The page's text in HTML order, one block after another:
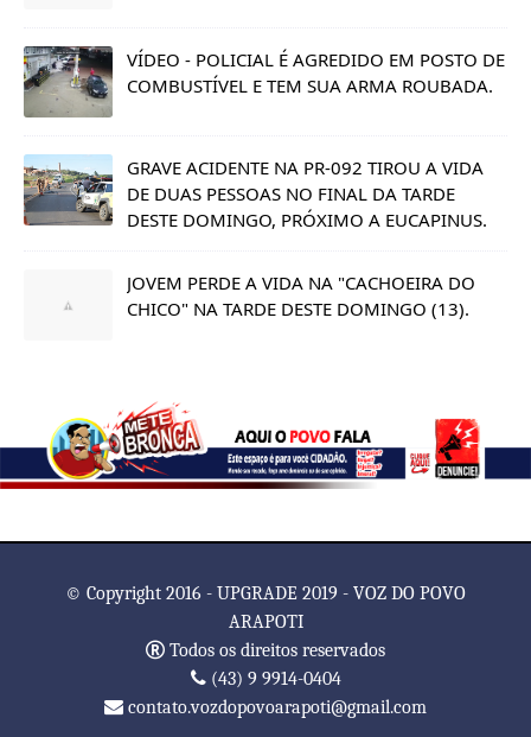
VÍDEO - POLICIAL É AGREDIDO EM POSTO DE
COMBUSTÍVEL E TEM SUA ARMA ROUBADA.
GRAVE ACIDENTE NA PR-092 TIROU A VIDA
DE DUAS PESSOAS NO FINAL DA TARDE
DESTE DOMINGO, PRÓXIMO A EUCAPINUS.
JOVEM PERDE A VIDA NA "CACHOEIRA DO
CHICO" NA TARDE DESTE DOMINGO (13).
© Copyright 2016 - UPGRADE 2019 - VOZ DO POVO
ARAPOTI
Todos os direitos reservados
(43) 9 9914-0404
contato.vozdopovoarapoti@gmail.com